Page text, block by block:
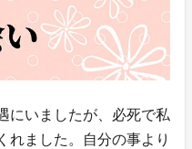
にいましたが、必死で私
れました。自分の事より